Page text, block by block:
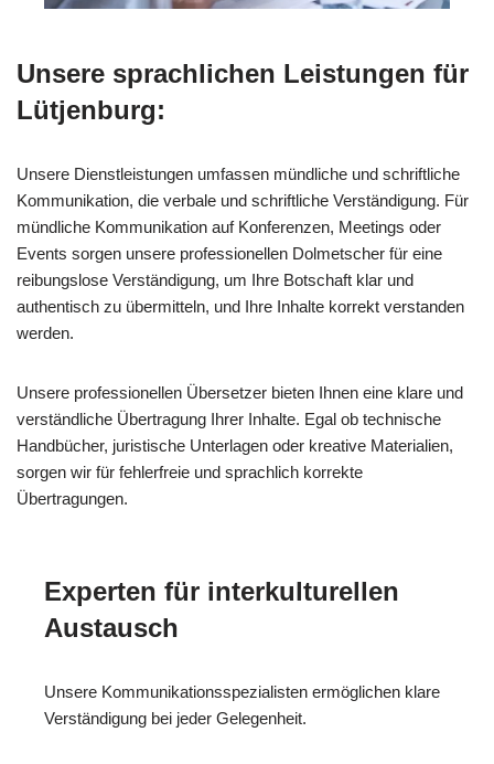
Unsere sprachlichen Leistungen für
Lütjenburg:
Unsere Dienstleistungen umfassen mündliche und schriftliche
Kommunikation, die verbale und schriftliche Verständigung. Für
mündliche Kommunikation auf Konferenzen, Meetings oder
Events sorgen unsere professionellen Dolmetscher für eine
reibungslose Verständigung, um Ihre Botschaft klar und
authentisch zu übermitteln, und Ihre Inhalte korrekt verstanden
werden.
Unsere professionellen Übersetzer bieten Ihnen eine klare und
verständliche Übertragung Ihrer Inhalte. Egal ob technische
Handbücher, juristische Unterlagen oder kreative Materialien,
sorgen wir für fehlerfreie und sprachlich korrekte
Übertragungen.
Experten für interkulturellen
Austausch
Unsere Kommunikationsspezialisten ermöglichen klare
Verständigung bei jeder Gelegenheit.